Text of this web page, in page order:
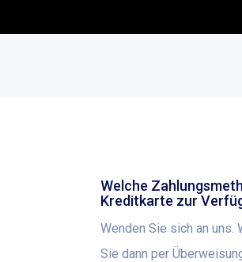
Welche
Kreditkarte zur
Wenden Sie sich an uns.
Sie dann per